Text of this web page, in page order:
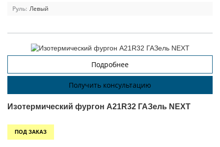
Руль: Левый
Подробнее
Получить консультацию
Изотермический фургон A21R32 ГАЗель NEXT
ПОД ЗАКАЗ